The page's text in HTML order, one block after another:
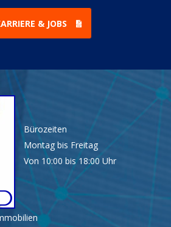
& JOBS
Bürozeiten
Montag bis Freitag
Von 10:00 bis 18:00 Uhr